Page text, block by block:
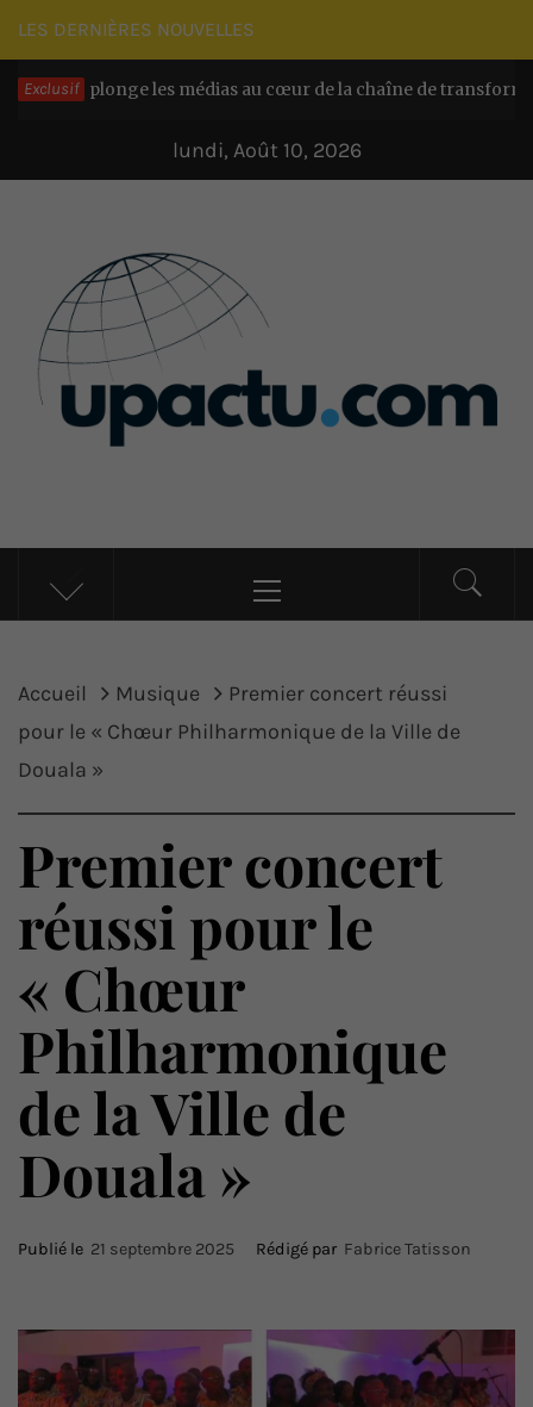
Passer
au
contenu
LES DERNIÈRES NOUVELLES
Exclusifles médias au cœur de la chaîne de transformation chez
lundi, Août 10, 2026
UP ACTU
L’actualité d’ici et d’ailleurs
principal
Accueil Musique
Premier concert réussi
pour le « Chœur Philharmonique de la Ville de
Douala »
Premier concert
réussi pour le
« Chœur
Philharmonique
de la Ville de
Douala »
Publié le 21 septembre 2025 Rédigé par Fabrice Tatisson